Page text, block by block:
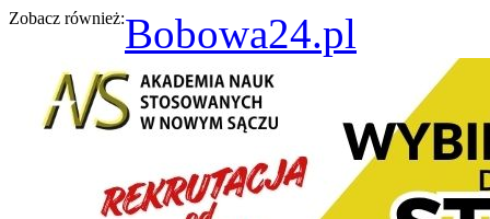
Zobacz również:Bobowa24.pl